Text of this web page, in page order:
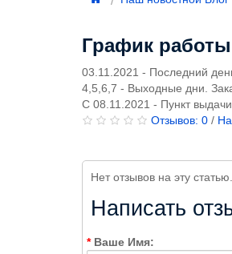
График
03.11.2021 - Последний
4,5,6,7 - Выходные дни.
С 08.11.2021 - Пункт
Отзывов: 0/
Нет отзывов на эту статью.
Написать
Ваше Имя: